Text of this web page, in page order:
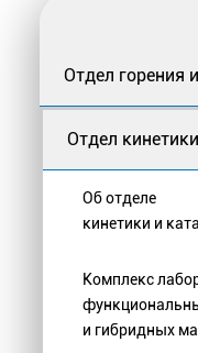
Отдел горения
Отдел
Об отделе
кинетики и
Комплекс
и гибридных